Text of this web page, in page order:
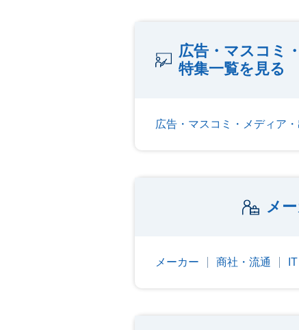
広告・マスコミ
特集一覧を見る
広告・マスコミ・メディア
メ
メーカー 商社・流通